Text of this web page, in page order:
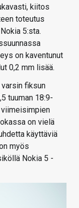
kiitos
toteutus
5:sta.
on kaventunut
0,2 mm lisää.
fiksun
tuuman 18:9-
viimeisimpien
on vielä
käyttäviä
myös
Nokia 5 -